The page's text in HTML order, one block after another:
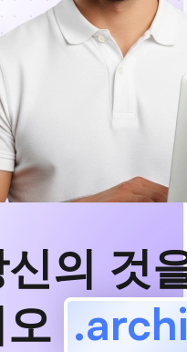
신의 것
.archi